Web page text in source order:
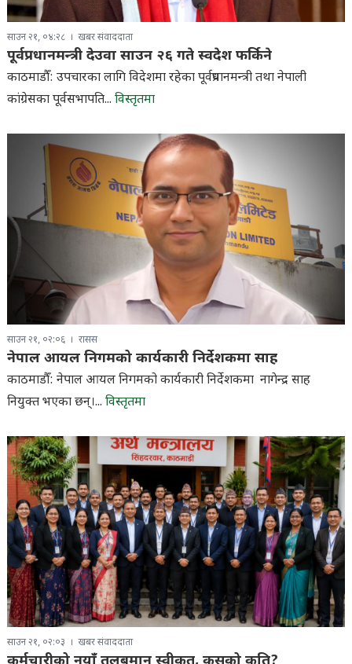
साउन २१, ०४:२८ खबर संवाददाता
पूर्वप्रधानमन्त्री देउवा साउन २६ गते स्वदेश फर्किने
काठमाडौँ: उपचारका लागि विदेशमा रहेका पूर्वप्रधानमन्त्री तथा नेपाली
कांग्रेसका पूर्वसभापति... विस्तृतमा
साउन २१, ०२:०६ रासस
नेपाल आयल निगमको कार्यकारी निर्देशकमा साह
काठमाडौँ: नेपाल आयल निगमको कार्यकारी निर्देशकमा नागेन्द्र साह
नियुक्त भएका छन्।... विस्तृतमा
साउन २१, ०२:०३ खबर संवाददाता